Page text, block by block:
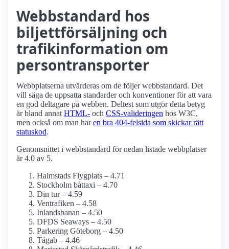
Webbstandard hos
biljettförsäljning och
trafikinformation om
persontransporter
Webbplatserna utvärderas om de följer webbstandard. Det
vill säga de uppsatta standarder och konventioner för att vara
en god deltagare på webben. Deltest som utgör detta betyg
är bland annat HTML- och CSS-valideringen hos W3C,
men också om man haren bra 404-felsida som skickar rätt
statuskod.
Genomsnittet i webbstandard för nedan listade webbplatser
är 4.0 av 5.
Halmstads Flygplats – 4.71
Stockholm båttaxi – 4.70
Din tur – 4.59
Ventrafiken – 4.58
Inlandsbanan – 4.50
DFDS Seaways – 4.50
Parkering Göteborg – 4.50
Tågab – 4.46